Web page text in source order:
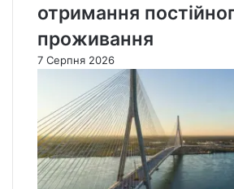
отримання
проживання
7 Серпня 2026